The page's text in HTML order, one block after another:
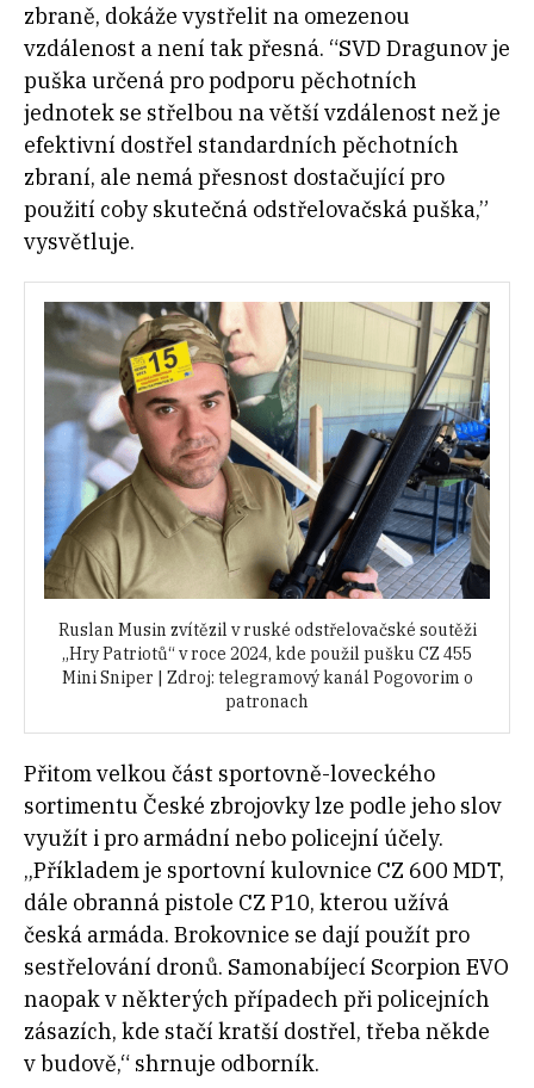
zbraně, dokáže vystřelit na omezenou
vzdálenost a není tak přesná. “SVD Dragunov je
puška určená pro podporu pěchotních
jednotek se střelbou na větší vzdálenost než je
efektivní dostřel standardních pěchotních
zbraní, ale nemá přesnost dostačující pro
použití coby skutečná odstřelovačská puška,”
vysvětluje.
Ruslan Musin zvítězil v ruské odstřelovačské soutěži
„Hry Patriotů“ v roce 2024, kde použil pušku CZ 455
Mini Sniper | Zdroj: telegramový kanál Pogovorim o
patronach
Přitom velkou část sportovně-loveckého
sortimentu České zbrojovky lze podle jeho slov
využít i pro armádní nebo policejní účely.
„Příkladem je sportovní kulovnice CZ 600 MDT,
dále obranná pistole CZ P10, kterou užívá
česká armáda. Brokovnice se dají použít pro
sestřelování dronů. Samonabíjecí Scorpion EVO
naopak v některých případech při policejních
zásazích, kde stačí kratší dostřel, třeba někde
v budově,“ shrnuje odborník.